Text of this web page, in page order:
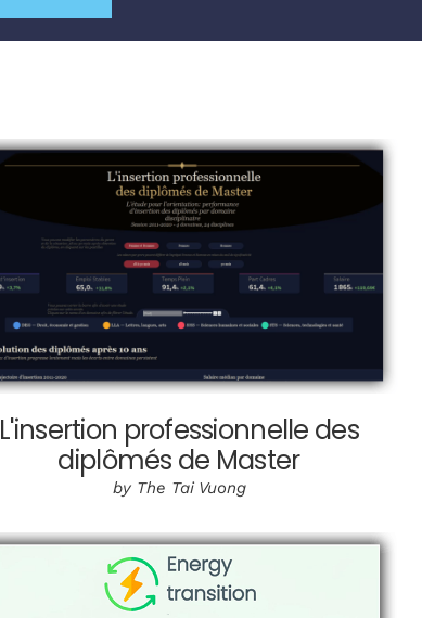
L'insertion professionnelle des
diplômés de Master
by The Tai Vuong